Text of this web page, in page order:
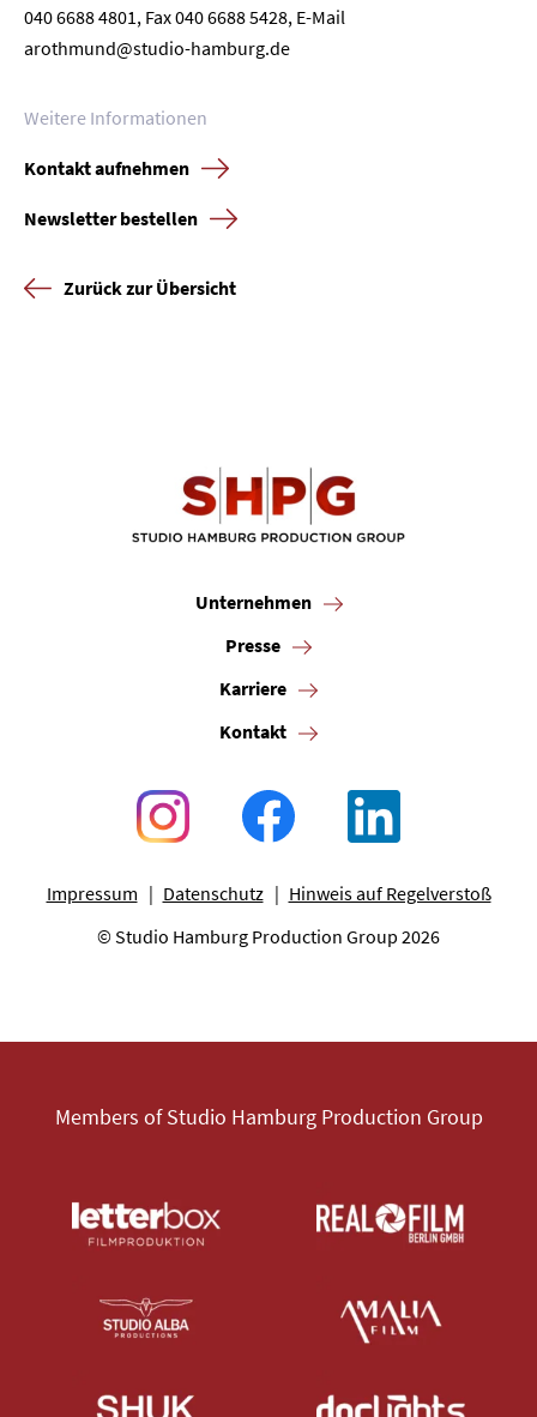
040 6688 4801, Fax 040 6688 5428, E-Mail
arothmund@studio-hamburg.de
Weitere Informationen
Kontakt aufnehmen
Newsletter bestellen
Zurück zur Übersicht
Unternehmen
Presse
Karriere
Kontakt
Impressum Datenschutz
Hinweis auf Regelverstoß
© Studio Hamburg Production Group 2026
Members of Studio Hamburg Production Group
Karriere